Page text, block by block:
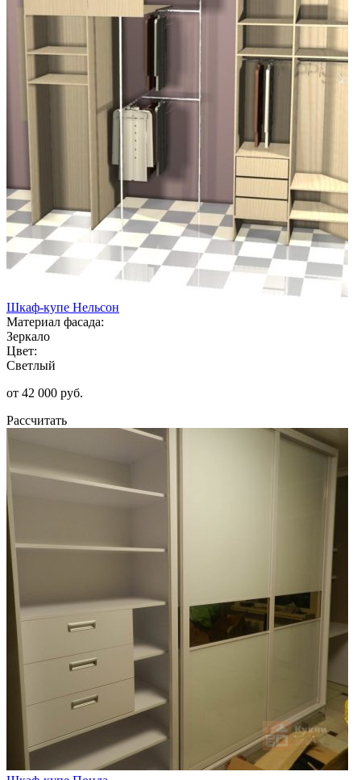
Шкаф-купе Нельсон
Материал фасада:
Зеркало
Цвет:
Светлый
от 42 000 руб.
Рассчитать